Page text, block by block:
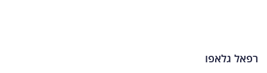
רפאל גלאפו